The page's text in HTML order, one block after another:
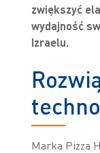
zwiększyć
wydajność
Izraelu.
Marka Pizza